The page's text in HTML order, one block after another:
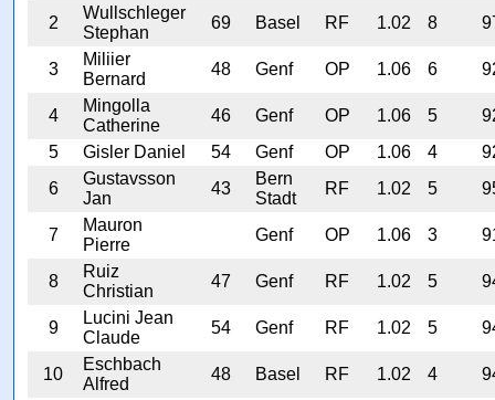
2
Wullschleger
Stephan
69 Basel RF 1.02 8
3
Miliier
Bernard
48 Genf OP 1.06 6
4
Mingolla
Catherine
46 Genf OP 1.06 5
5
Gisler Daniel 54 Genf OP 1.06 4
6
Gustavsson
Jan
43
Bern
Stadt
RF 1.02 5
7
Mauron
Pierre
Genf OP 1.06 3
8
Ruiz
Christian
47 Genf RF 1.02 5
9
Lucini Jean
Claude
54 Genf RF 1.02 5
10
Eschbach
Alfred
48 Basel RF 1.02 4